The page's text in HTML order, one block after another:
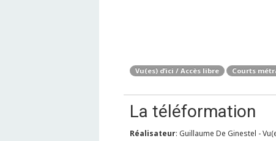
Vu(es) d’ici / Accès libre Courts
La téléformation
Réalisateur: Guillaume De Ginestel -